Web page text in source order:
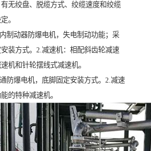
无绞盘、脱缆方式、绞缆速度和绞缆
。
制动器防爆电机，失电制动功能；采
装方式。2.减速机：相配斜齿轮减速
机和针轮摆线式减速机。
防爆电机，底脚固定安装方式。2.减速
的特种减速机。